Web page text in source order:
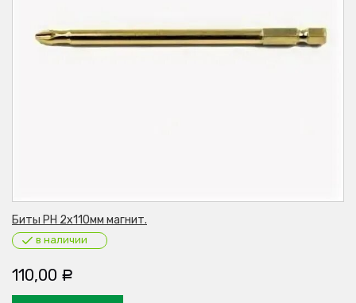
Биты PH 2х110мм магнит.
в наличии
110,00 Р